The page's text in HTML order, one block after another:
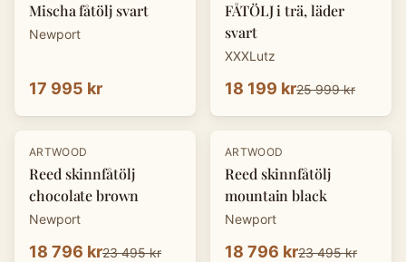
Mischa fåtölj svart
Newport
17 995 kr
FÅTÖLJ i trä, läder
svart
XXXLutz
18 199 kr25 999 kr
-20%
ARTWOOD
Reed skinnfåtölj
chocolate brown
Newport
18 796 kr23 495 kr
-20%
ARTWOOD
Reed skinnfåtölj
mountain black
Newport
18 796 kr23 495 kr